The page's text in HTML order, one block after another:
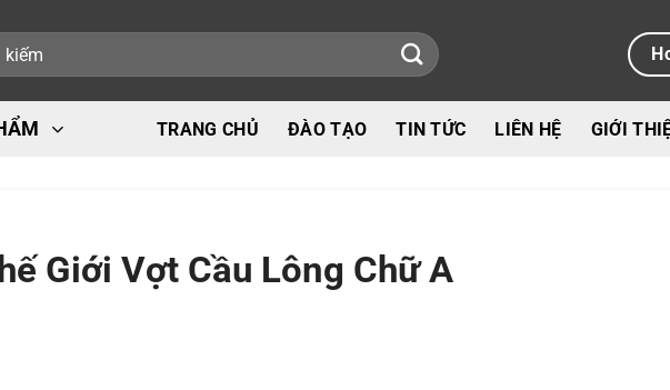
TRANG CHỦ ĐÀO TẠO TIN TỨC LIÊN HỆ GIỚI
Giới Vợt Cầu Lông Chữ A